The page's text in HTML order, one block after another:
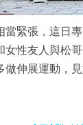
當緊張，這日
女性友人與松
做伸展運動，